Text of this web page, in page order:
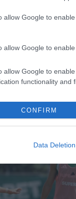
allow Google to
allow Google to
allow Google to
functionality and
CONFIRM
Data Deletion
λίστα για
ΤΣΣΚΑ 1948